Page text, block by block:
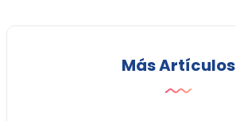
Más Artículos